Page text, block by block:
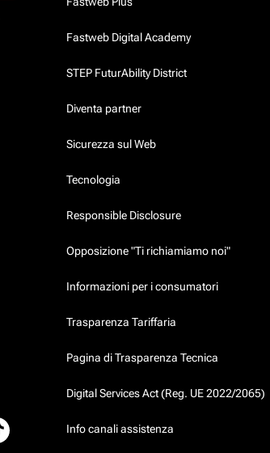
Fastweb Digital Academy
STEP FuturAbility District
Diventa partner
Sicurezza sul Web
Tecnologia
Responsible Disclosure
Opposizione "Ti richiamiamo noi"
Informazioni per i consumatori
Trasparenza Tariffaria
Pagina di Trasparenza Tecnica
Digital Services Act (Reg. UE 2022/2065)
Info canali assistenza